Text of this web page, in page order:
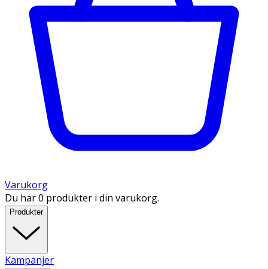
Varukorg
Du har 0 produkter i din varukorg.
Produkter
Kampanjer